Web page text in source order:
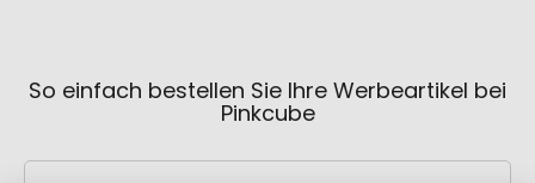
So einfach bestellen Sie Ihre Werbeartikel bei
Pinkcube